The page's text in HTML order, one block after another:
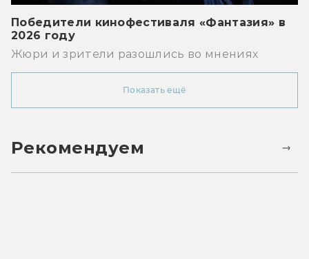
Победители кинофестиваля «Фантазия» в
2026 году
Жюри и зрители разошлись во мнениях
Показать ещё
Рекомендуем